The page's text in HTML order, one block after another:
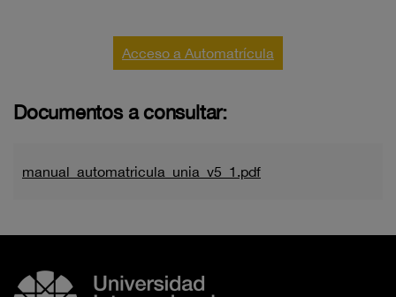
Acceso a Automatrícula
Documentos a consultar:
manual_automatricula_unia_v5_1.pdf